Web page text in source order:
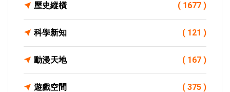
歷史縱橫 ( 1677 )
科學新知 ( 121 )
動漫天地 ( 167 )
遊戲空間 ( 375 )